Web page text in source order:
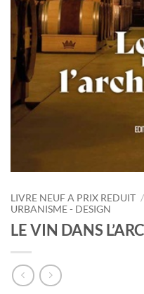
LIVRE NEUF A PRIX REDUIT /
URBANISME - DESIGN
LE VIN DANS